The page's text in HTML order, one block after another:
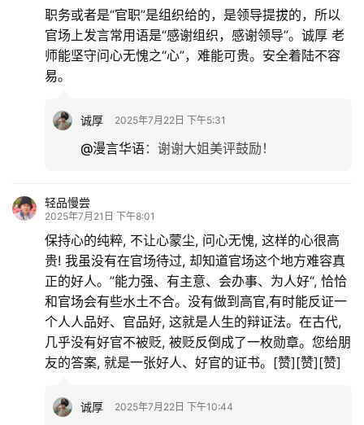
职务或者是“官职”是组织给的，是领导提拔的，所以
官场上发言常用语是“感谢组织，感谢领导”。诚厚 老
师能坚守问心无愧之“心”，难能可贵。安全着陆不容
易。
诚厚 2025年7月22日 下午5:31
@漫言华语： 谢谢大姐美评鼓励！
轻品慢尝
2025年7月21日 下午8:01
保持心的纯粹, 不让心蒙尘, 问心无愧, 这样的心很高
贵! 我虽没有在官场待过, 却知道官场这个地方难容真
正的好人。”能力强、有主意、会办事、为人好“, 恰恰
和官场会有些水土不合。没有做到高官,有时能反证一
个人人品好、官品好, 这就是人生的辩证法。在古代,
几乎没有好官不被贬, 被贬反倒成了一枚勋章。您给朋
友的答案, 就是一张好人、好官的证书。[赞][赞][赞]
诚厚 2025年7月22日 下午10:44